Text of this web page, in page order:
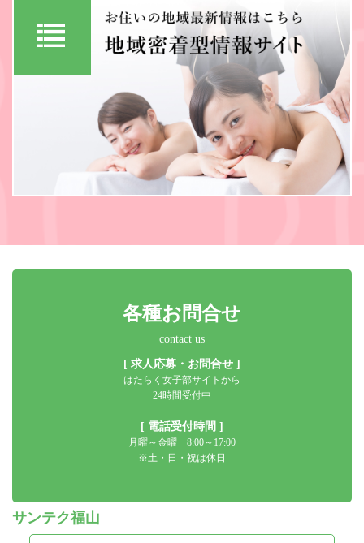
各種お問合せ
contact us
[ 求人応募・お問合せ ]
はたらく女子部サイトから
24時間受付中
[ 電話受付時間 ]
月曜～金曜 8:00～17:00
※土・日・祝は休日
サンテク福山